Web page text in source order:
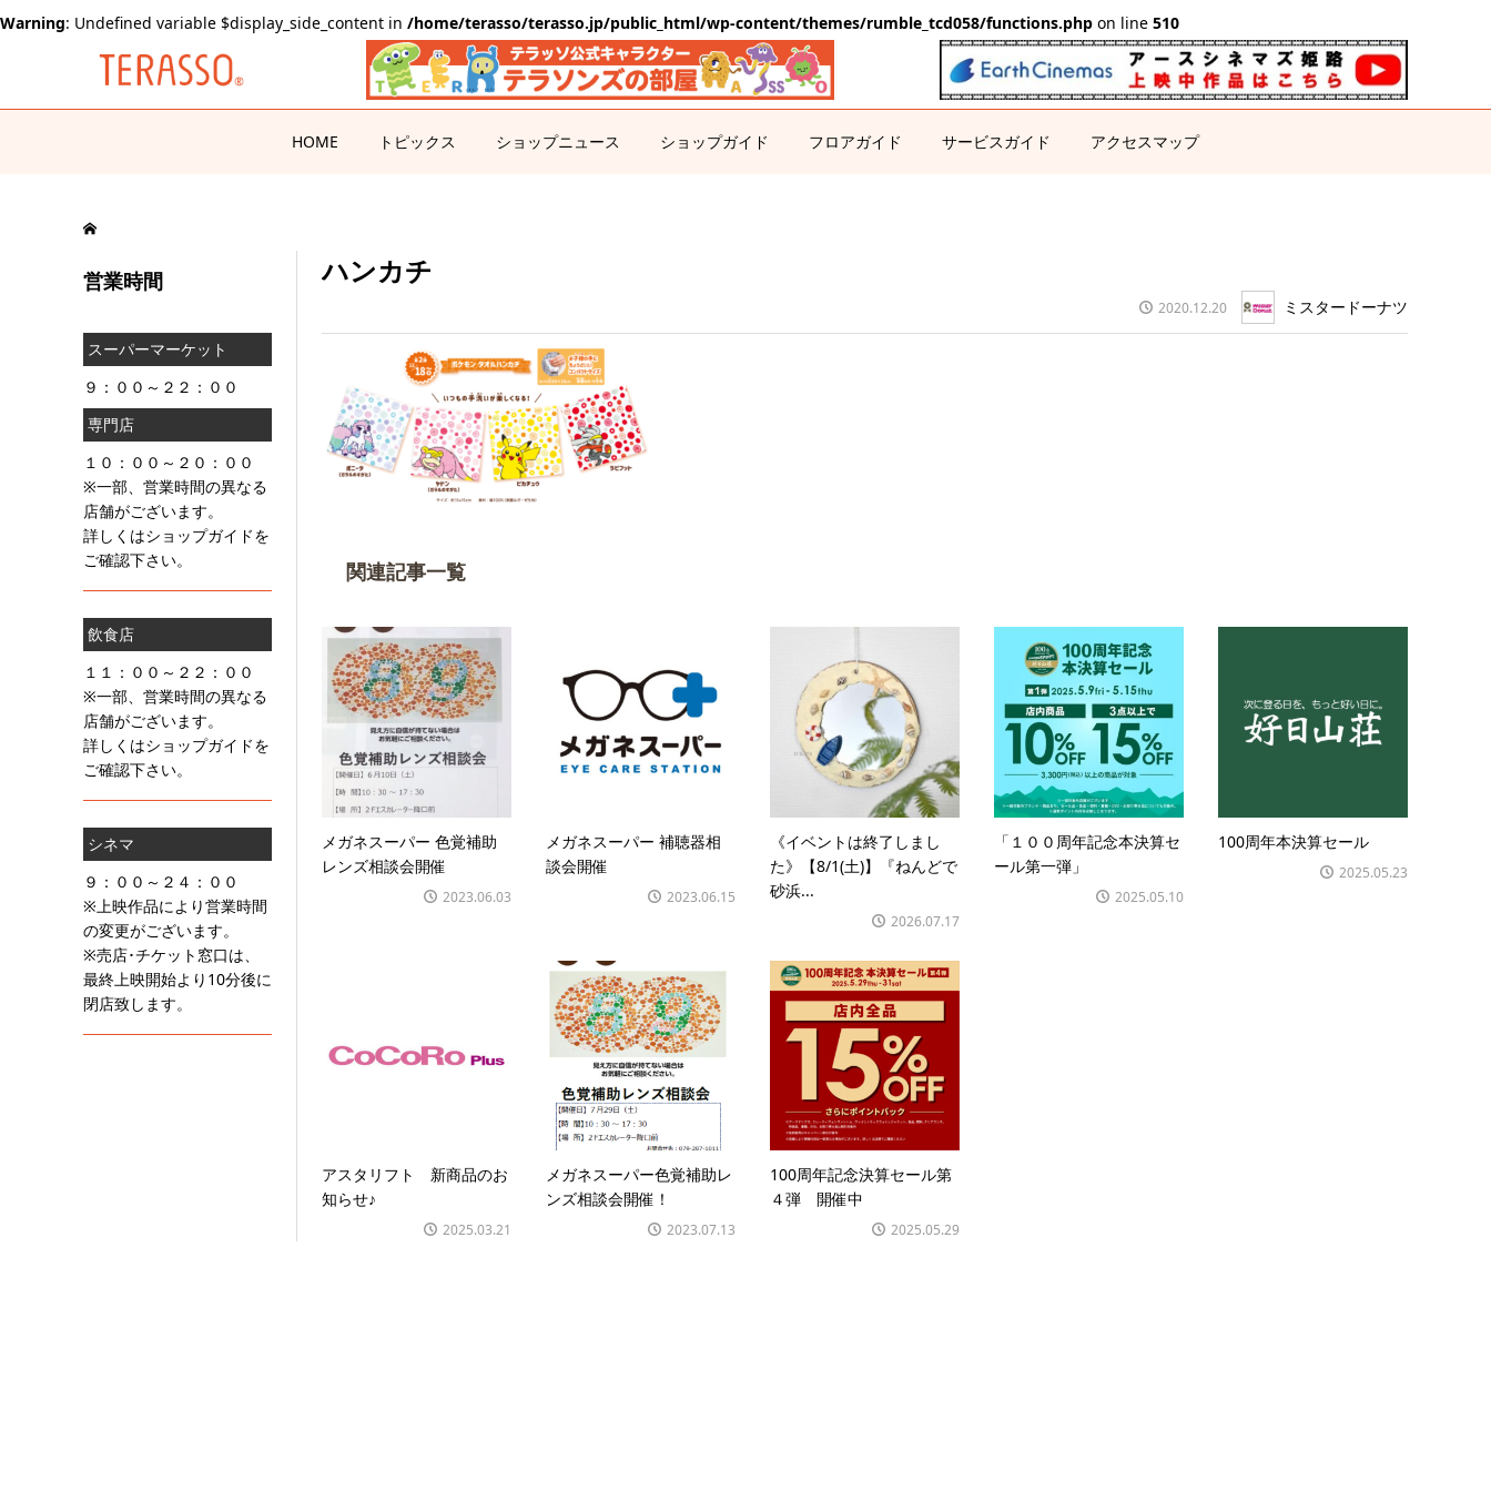
Warning: Undefined variable $display_side_content in /home/terasso/terasso.jp/public_html/wp-content/themes/rumble_tcd058/functions.php on line 510
HOME トピックス ショップニュース ショップガイド フロアガイド サービスガイド アクセスマップ
ハンカチ
2020.12.20 ミスタードーナツ
関連記事一覧
メガネスーパー 色覚補助
レンズ相談会開催
2023.06.03
メガネスーパー 補聴器相
談会開催
2023.06.15
《イベントは終了しまし
た》【8/1(土)】『ねんどで
砂浜...
2026.07.17
「１００周年記念本決算セ
ール第一弾」
2025.05.10
100周年本決算セール
2025.05.23
アスタリフト 新商品のお
知らせ♪
2025.03.21
メガネスーパー色覚補助レ
ンズ相談会開催！
2023.07.13
100周年記念決算セール第
４弾 開催中
2025.05.29
営業時間
スーパーマーケット
９：００～２２：００
専門店
１０：００～２０：００
※一部、営業時間の異なる
店舗がございます。
詳しくはショップガイドを
ご確認下さい。
飲食店
１１：００～２２：００
※一部、営業時間の異なる
店舗がございます。
詳しくはショップガイドを
ご確認下さい。
シネマ
９：００～２４：００
※上映作品により営業時間
の変更がございます。
※売店･チケット窓口は、
最終上映開始より10分後に
閉店致します。